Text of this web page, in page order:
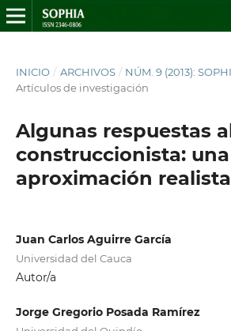
INICIO / ARCHIVOS / NÚM. 9 (2013):
Artículos de investigación
Algunas respuestas
construccionista: una
aproximación realista
Juan Carlos Aguirre García
Universidad del Cauca
Autor/a
Jorge Gregorio Posada Ramírez